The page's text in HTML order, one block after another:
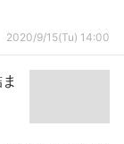
2020/9/15(Tu) 14:00